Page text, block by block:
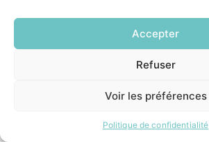
Accepter
Refuser
Voir les préférences
Politique de confidentialité
INFORMATIONS LÉGALES